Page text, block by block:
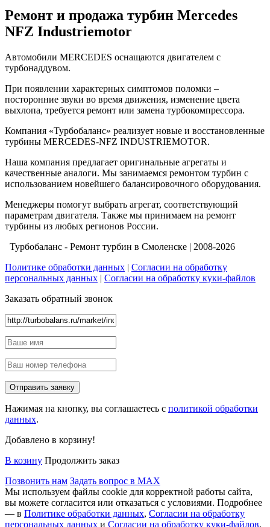
Ремонт и продажа турбин Mercedes
NFZ Industriemotor
Автомобили MERCEDES оснащаются двигателем с
турбонаддувом.
При появлении характерных симптомов поломки –
посторонние звуки во время движения, изменение цвета
выхлопа, требуется ремонт или замена турбокомпрессора.
Компания «Турбобаланс» реализует новые и восстановленные
турбины MERCEDES-NFZ INDUSTRIEMOTOR.
Наша компания предлагает оригинальные агрегаты и
качественные аналоги. Мы занимаемся ремонтом турбин с
использованием новейшего балансировочного оборудования.
Менеджеры помогут выбрать агрегат, соответствующий
параметрам двигателя. Также мы принимаем на ремонт
турбины из любых регионов России.
Турбобаланс - Ремонт турбин в Смоленске | 2008-2026
Политике обработки данных | Согласии на обработку
персональных данных | Согласии на обработку куки-файлов
Заказать обратный звонок
Нажимая на кнопку, вы соглашаетесь с политикой обработки
данных.
Добавлено в корзину!
В козину Продолжить заказ
Позвонить нам Задать вопрос в MAX
Мы используем файлы cookie для корректной работы сайта,
вы можете согласится или отказаться с условиями. Подробнее
— в Политике обработки данных, Согласии на обработку
персональных данных и Согласии на обработку куки-файлов.